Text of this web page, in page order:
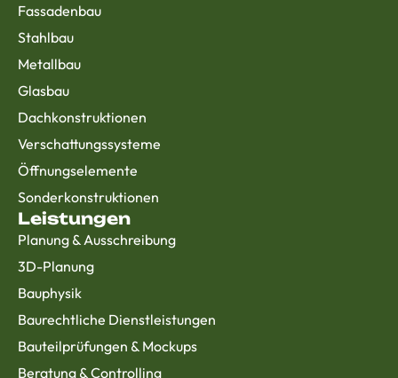
Fassadenbau
Stahlbau
Metallbau
Glasbau
Dachkonstruktionen
Verschattungssysteme
Öffnungselemente
Sonderkonstruktionen
Leistungen
Planung & Ausschreibung
3D-Planung
Bauphysik
Baurechtliche Dienstleistungen
Bauteilprüfungen & Mockups
Beratung & Controlling